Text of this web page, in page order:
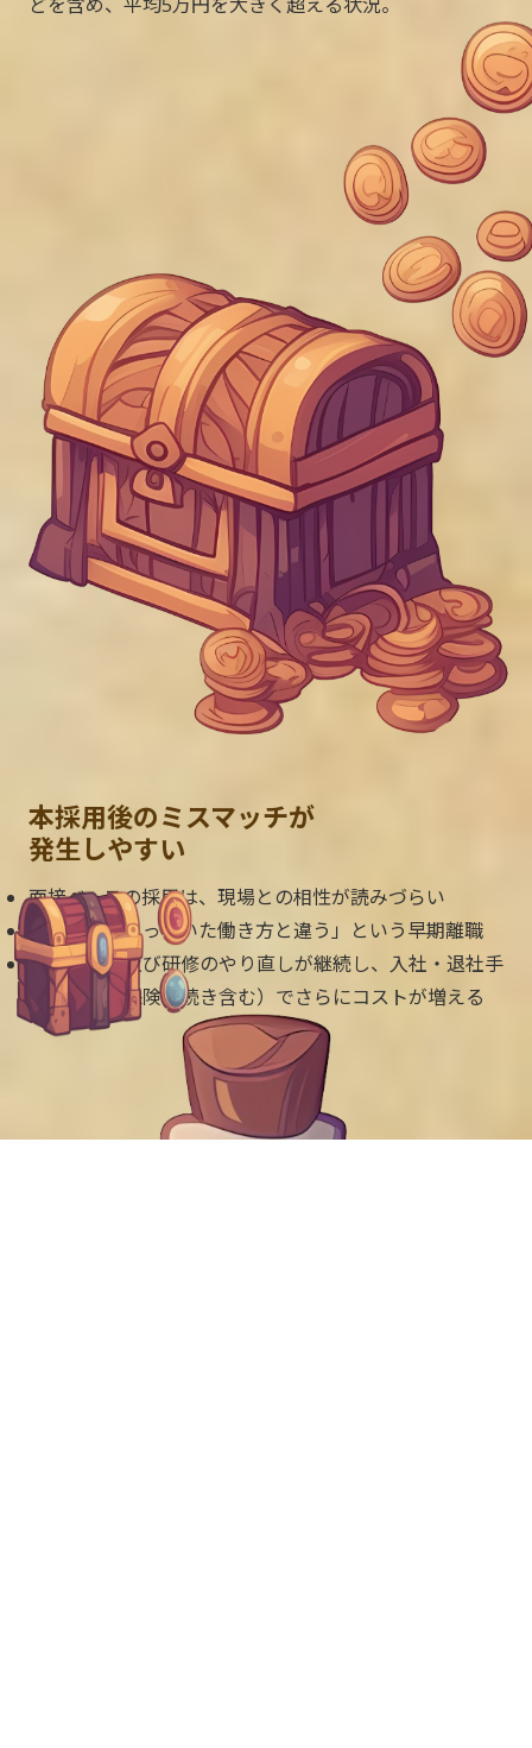
本採用後のミスマッチが
発生しやすい
面接ベースの採用は、現場との相性が読みづらい
採用後に「思っていた働き方と違う」という早期離職
結果、採用及び研修のやり直しが継続し、入社・退社手
続き（社会保険手続き含む）でさらにコストが増える